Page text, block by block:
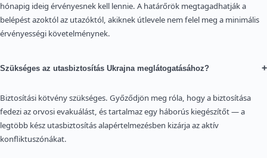
hónapig ideig érvényesnek kell lennie. A határőrök megtagadhatják a
belépést azoktól az utazóktól, akiknek útlevele nem felel meg a minimális
érvényességi követelménynek.
Szükséges az utasbiztosítás Ukrajna meglátogatásához? +
Biztosítási kötvény szükséges. Győződjön meg róla, hogy a biztosítása
fedezi az orvosi evakuálást, és tartalmaz egy háborús kiegészítőt — a
legtöbb kész utasbiztosítás alapértelmezésben kizárja az aktív
konfliktuszónákat.